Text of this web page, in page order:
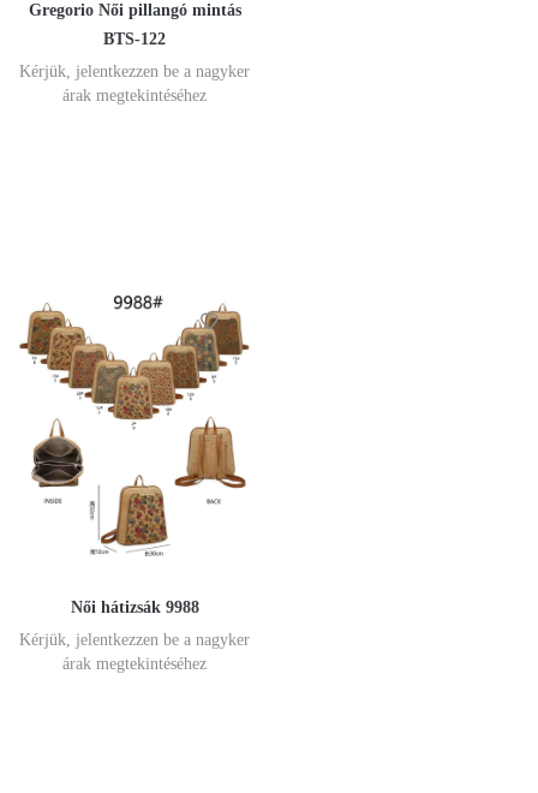
Gregorio Női pillangó mintás
BTS-122
Kérjük, jelentkezzen be a nagyker
árak megtekintéséhez
Női hátizsák 9988
Kérjük, jelentkezzen be a nagyker
árak megtekintéséhez